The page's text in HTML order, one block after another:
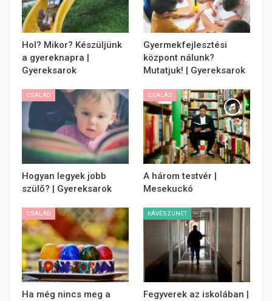
Hol? Mikor? Készüljünk
a gyereknapra |
Gyereksarok
Gyermekfejlesztési
központ nálunk?
Mutatjuk! | Gyereksarok
CSALÁD
Hogyan legyek jobb
szülő? | Gyereksarok
CSALÁD
A három testvér |
Mesekuckó
CSALÁD
Ha még nincs meg a
KÁVÉSZÜNET
Fegyverek az iskolában |